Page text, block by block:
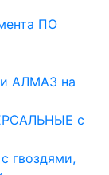
ПО
АЛМАЗ на
с
гвоздями,